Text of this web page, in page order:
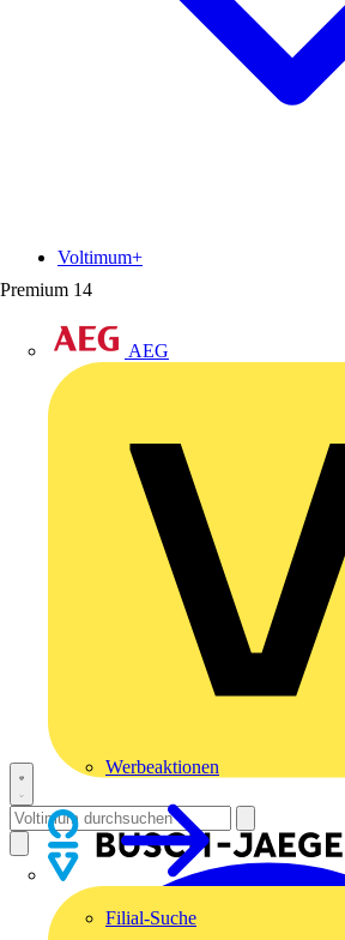
Premium 14
AEG
Voltimum+
Werbeaktionen
Filial-Suche